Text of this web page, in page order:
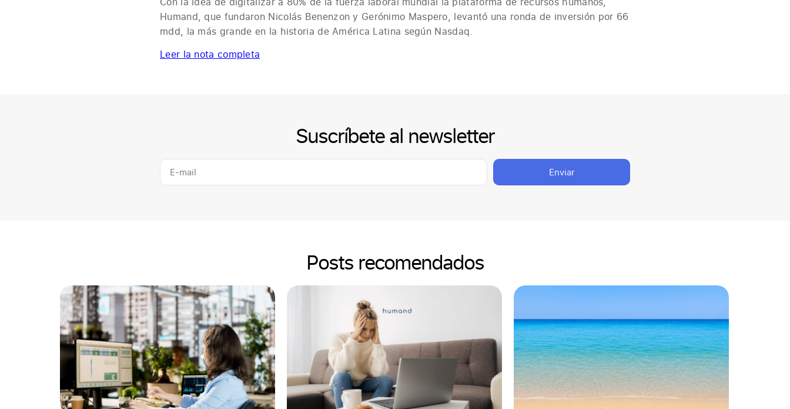
Humand, que fundaron Nicolás Benenzon y Gerónimo Maspero, levantó una ronda de inversión por 66
mdd, la más grande en la historia de América Latina según Nasdaq.
Leer la nota completa
Suscríbete al newsletter
Enviar
Posts recomendados